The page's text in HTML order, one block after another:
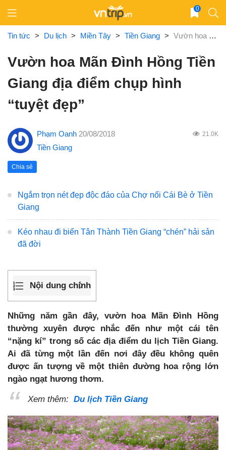
content
0
Tin tức > Du lịch > Miền Tây > Tiền Giang > Vườn hoa Mãn Đình Hồng Tiền Giang địa điểm chụp hình “tuyệt đẹp”
Vườn hoa Mãn Đình Hồng Tiền
Giang địa điểm chụp hình
“tuyệt đẹp”
Phạm Oanh 20/08/2018 21.0K
Tiền Giang
Chia sẻ
Ngắm trọn nét đẹp độc đáo của Chợ nổi Cái Bè ở Tiền
Giang
Kéo nhau đi biển Tân Thành Tiền Giang “chén” hải sản
đã đời
Nội dung chính
Những năm gần đây, vườn hoa Mãn Đình Hồng
thường xuyên được nhắc đến như một cái tên
“nặng kí” trong số các địa điểm du lịch Tiền Giang.
Ai đã từng một lần đến nơi đây đều không quên
được ấn tượng về một thiên đường hoa rộng lớn
ngào ngạt hương thơm.
Xem thêm: Du lịch Tiền Giang